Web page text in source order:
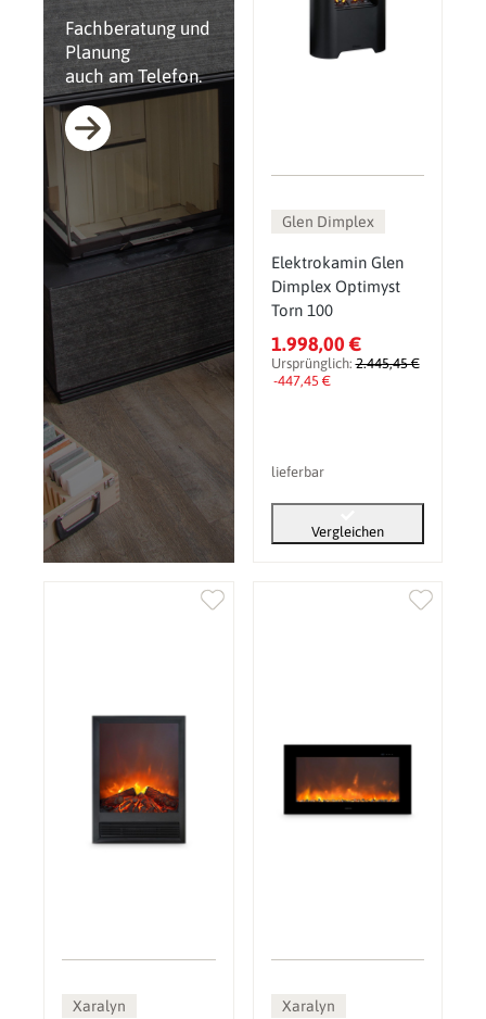
Fachberatung und
Planung
auch am Telefon.
Glen Dimplex
Elektrokamin Glen
Dimplex Optimyst
Torn 100
1.998,00 €
Ursprünglich:2.445,45 €
-447,45 €
lieferbar
Vergleichen
Xaralyn Xaralyn